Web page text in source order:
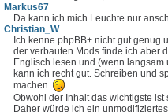
Markus67
Da kann ich mich Leuchte nur
Christian_W
Ich kenne phpBB+ nicht gut genug
der verbauten Mods finde ich aber
Englisch lesen und (wenn
kann ich recht gut. Schreiben und
machen.
Obwohl der Inhalt das wichtigste ist
Daher würde ich ein